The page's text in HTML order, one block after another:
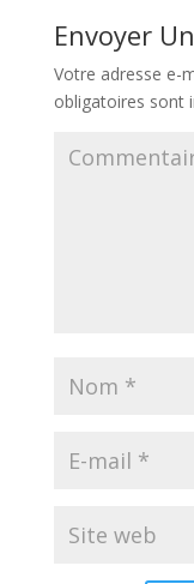
Envoyer
Votre adresse e-
obligatoires sont